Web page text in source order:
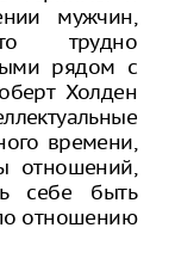
мужчин,
трудно
рядом с
Холден
времени,
отношений,
себе быть
отношению